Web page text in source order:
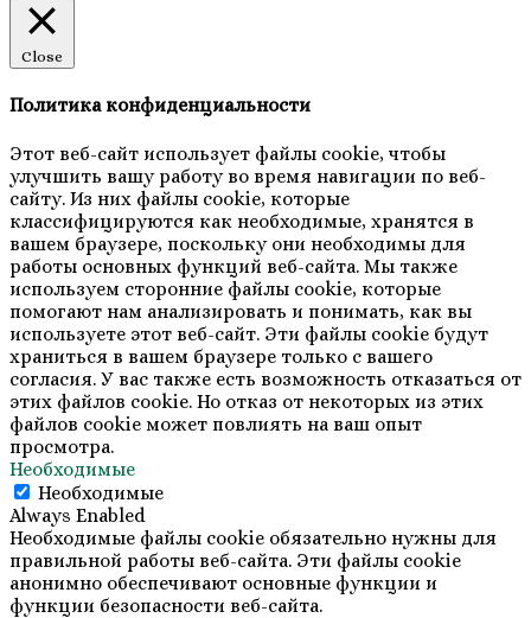
Close
Политика конфиденциальности
Этот веб-сайт использует файлы cookie, чтобы
улучшить вашу работу во время навигации по веб-
сайту. Из них файлы cookie, которые
классифицируются как необходимые, хранятся в
вашем браузере, поскольку они необходимы для
работы основных функций веб-сайта. Мы также
используем сторонние файлы cookie, которые
помогают нам анализировать и понимать, как вы
используете этот веб-сайт. Эти файлы cookie будут
храниться в вашем браузере только с вашего
согласия. У вас также есть возможность отказаться от
этих файлов cookie. Но отказ от некоторых из этих
файлов cookie может повлиять на ваш опыт
просмотра.
Необходимые
Необходимые
Always Enabled
Необходимые файлы cookie обязательно нужны для
правильной работы веб-сайта. Эти файлы cookie
анонимно обеспечивают основные функции и
функции безопасности веб-сайта.